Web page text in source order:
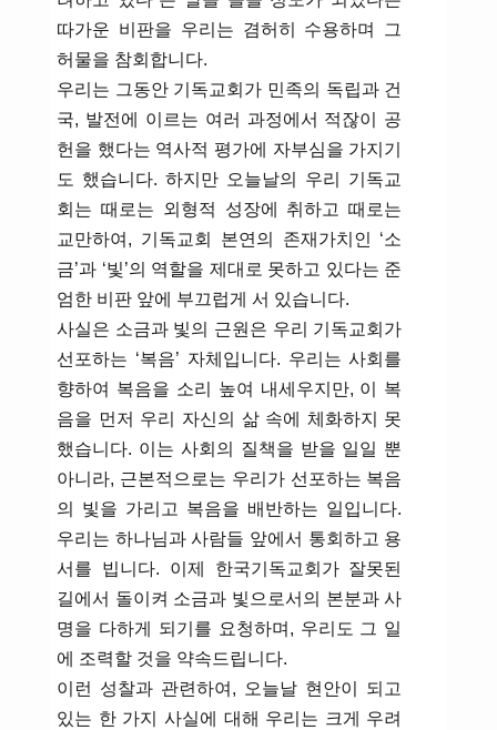
따가운 비판을 우리는 겸허히 수용하며 그
허물을 참회합니다.
우리는 그동안 기독교회가 민족의 독립과 건
국, 발전에 이르는 여러 과정에서 적잖이 공
헌을 했다는 역사적 평가에 자부심을 가지기
도 했습니다. 하지만 오늘날의 우리 기독교
회는 때로는 외형적 성장에 취하고 때로는
교만하여, 기독교회 본연의 존재가치인 ‘소
금’과 ‘빛’의 역할을 제대로 못하고 있다는 준
엄한 비판 앞에 부끄럽게 서 있습니다.
사실은 소금과 빛의 근원은 우리 기독교회가
선포하는 ‘복음’ 자체입니다. 우리는 사회를
향하여 복음을 소리 높여 내세우지만, 이 복
음을 먼저 우리 자신의 삶 속에 체화하지 못
했습니다. 이는 사회의 질책을 받을 일일 뿐
아니라, 근본적으로는 우리가 선포하는 복음
의 빛을 가리고 복음을 배반하는 일입니다.
우리는 하나님과 사람들 앞에서 통회하고 용
서를 빕니다. 이제 한국기독교회가 잘못된
길에서 돌이켜 소금과 빛으로서의 본분과 사
명을 다하게 되기를 요청하며, 우리도 그 일
에 조력할 것을 약속드립니다.
이런 성찰과 관련하여, 오늘날 현안이 되고
있는 한 가지 사실에 대해 우리는 크게 우려